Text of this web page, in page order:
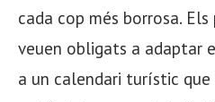
cada cop més borrosa.
veuen obligats a adaptar
a un calendari turístic que